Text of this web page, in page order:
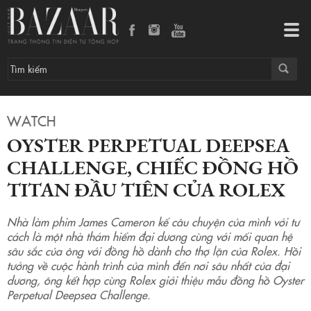
WATCH
OYSTER PERPETUAL DEEPSEA
CHALLENGE, CHIẾC ĐỒNG HỒ
TITAN ĐẦU TIÊN CỦA ROLEX
Nhà làm phim James Cameron kể câu chuyện của mình với tư
cách là một nhà thám hiểm đại dương cùng với mối quan hệ
sâu sắc của ông với đồng hồ dành cho thợ lặn của Rolex. Hồi
tưởng về cuộc hành trình của mình đến nơi sâu nhất của đại
dương, ông kết hợp cùng Rolex giới thiệu mẫu đồng hồ Oyster
Perpetual Deepsea Challenge.